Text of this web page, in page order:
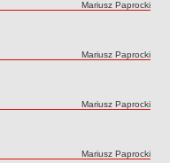
- warsztatowa
Autor:
Mariusz Paprocki
Autor:
Mariusz Paprocki
Autor:
Mariusz Paprocki
Autor:
Mariusz Paprocki